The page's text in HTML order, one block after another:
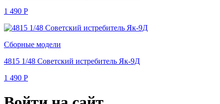
1 490 Р
Сборные модели
4815 1/48 Советский истребитель Як-9Д
1 490 Р